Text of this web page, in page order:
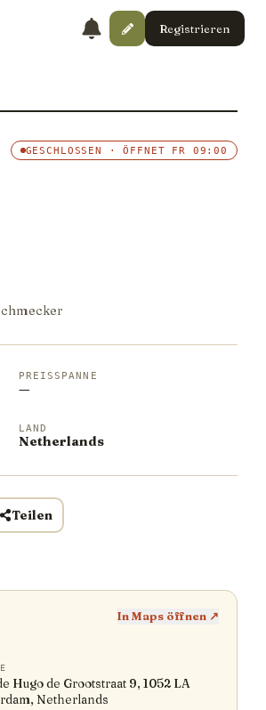
Registrieren
GESCHLOSSEN · ÖFFNET FR 09:00
PREISSPANNE
—
LAND
Netherlands
Teilen
In Maps öffnen ↗
Hugo de Grootstraat 9, 1052 LA
Netherlands